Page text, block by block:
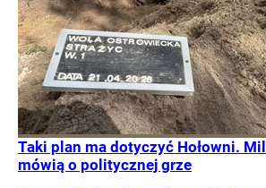
Taki plan ma dotyczyć Hołowni.
mówią o politycznej grze